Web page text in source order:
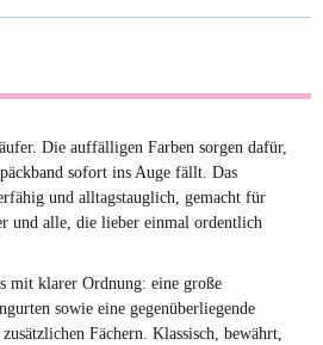
Die auffälligen Farben sorgen dafür,
sofort ins Auge fällt. Das
und alltagstauglich, gemacht für
und alle, die lieber einmal ordentlich
mit klarer Ordnung: eine große
sowie eine gegenüberliegende
Fächern. Klassisch, bewährt,